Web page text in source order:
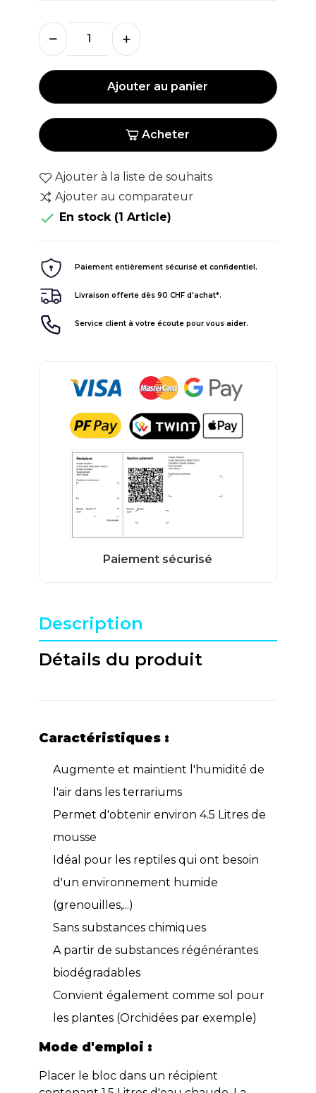
Ajouter au panier
Acheter
Ajouter à la liste de souhaits
Ajouter au comparateur
 En stock (1 Article)
Paiement entièrement sécurisé et confidentiel.
Livraison offerte dès 90 CHF d'achat*.
Service client à votre écoute pour vous aider.
Description
Détails du produit
Caractéristiques :
Augmente et maintient l'humidité de
l'air dans les terrariums
Permet d'obtenir environ 4.5 Litres de
mousse
Idéal pour les reptiles qui ont besoin
d'un environnement humide
(grenouilles,...)
Sans substances chimiques
A partir de substances régénérantes
biodégradables
Convient également comme sol pour
les plantes (Orchidées par exemple)
Mode d'emploi :
Placer le bloc dans un récipient